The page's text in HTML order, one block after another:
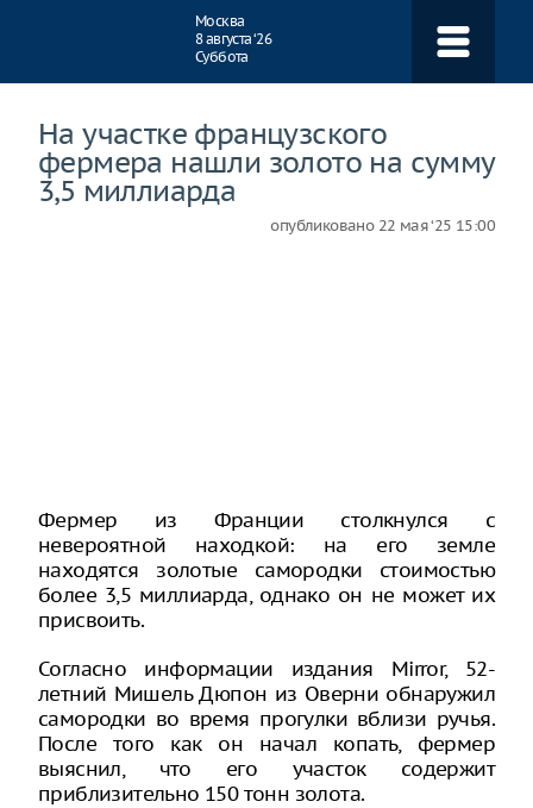
Москва
8 августа ‘26
Суббота
На участке французского
фермера нашли золото на сумму
3,5 миллиарда
опубликовано 22 мая ‘25 15:00
Фермер из Франции столкнулся с
невероятной находкой: на его земле
находятся золотые самородки стоимостью
более 3,5 миллиарда, однако он не может их
присвоить.
Согласно информации издания Mirror, 52-
летний Мишель Дюпон из Оверни обнаружил
самородки во время прогулки вблизи ручья.
После того как он начал копать, фермер
выяснил, что его участок содержит
приблизительно 150 тонн золота.